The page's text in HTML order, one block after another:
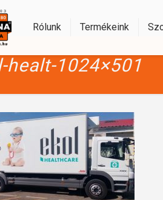
Rólunk Termékeink
healt-1024×501